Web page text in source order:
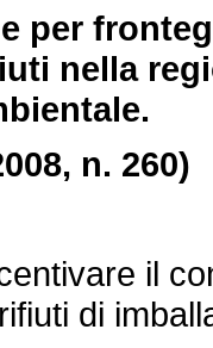
per
nella
n. 260)
il
di